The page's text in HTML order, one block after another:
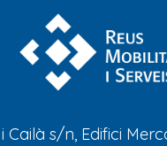
Cailà s/n, Edifici